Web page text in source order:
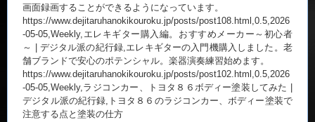
画面録画することができるようになっています。
https://www.dejitaruhanokikouroku.jp/posts/post108.html,0.5,2026
-05-05,Weekly,エレキギター購入編。おすすめメーカー～初心者
～ | デジタル派の紀行録,エレキギターの入門機購入しました。老
舗ブランドで安心のポテンシャル。楽器演奏練習始めます。
https://www.dejitaruhanokikouroku.jp/posts/post102.html,0.5,2026
-05-05,Weekly,ラジコンカー、トヨタ８６ボディー塗装してみた |
デジタル派の紀行録,トヨタ８６のラジコンカー、ボディー塗装で
注意する点と塗装の仕方